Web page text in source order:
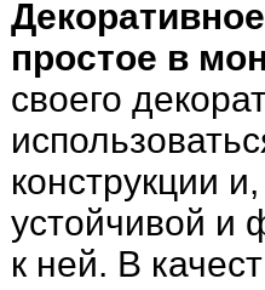
простое в
своего
конструкции
устойчивой и
к ней. В